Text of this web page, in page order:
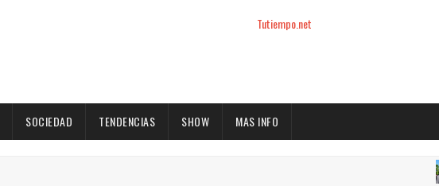
Tutiempo.net
SOCIEDAD TENDENCIAS SHOW MAS INFO